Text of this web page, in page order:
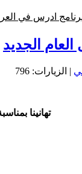
- برنامج ادرس
العام الجديد
| الزيارات: 796
تهانينا